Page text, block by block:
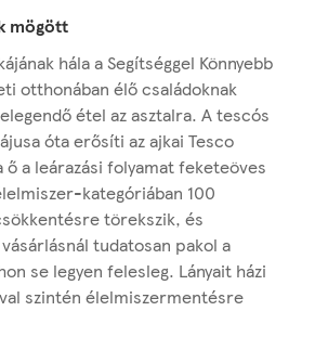
mögött
hála a Segítséggel Könnyebb
otthonában élő családoknak
étel az asztalra. A tescós
óta erősíti az ajkai Tesco
a leárazási folyamat feketeöves
kategóriában 100
törekszik, és
tudatosan pakol a
se legyen felesleg. Lányait házi
szintén élelmiszermentésre